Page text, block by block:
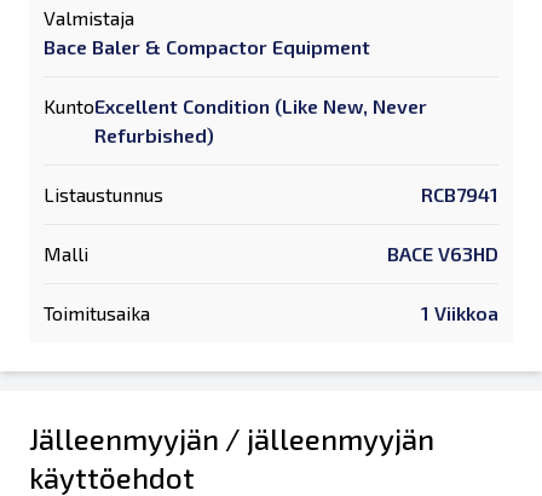
Valmistaja
Bace Baler & Compactor Equipment
KuntoExcellent Condition (Like New, Never
Refurbished)
Listaustunnus RCB7941
Malli BACE V63HD
Toimitusaika 1 Viikkoa
Jälleenmyyjän / jälleenmyyjän
käyttöehdot